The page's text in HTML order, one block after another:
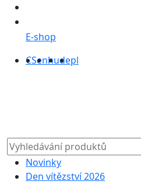
E-shop
CSenhudepl
Novinky
Den vítězství 2026